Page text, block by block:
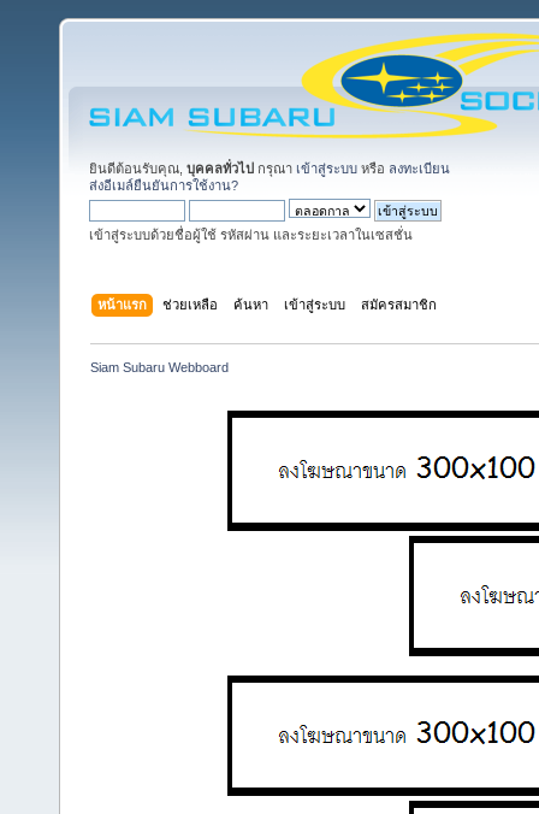
ยินดีต้อนรับคุณ, บุคคลทั่วไป กรุณา เข้าสู่ระบบ หรือ ลงทะเบียน
ส่งอีเมล์ยืนยันการใช้งาน?
เข้าสู่ระบบด้วยชื่อผู้ใช้ รหัสผ่าน และระยะเวลาในเซสชั่น
หน้าแรก ช่วยเหลือ ค้นหา เข้าสู่ระบบ สมัครสมาชิก
Siam Subaru Webboard